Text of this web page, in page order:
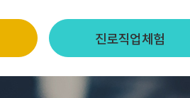
진로직업체험